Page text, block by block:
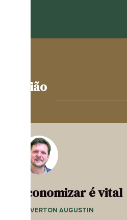
Opinião
Economizar é vital
— EVERTON AUGUSTIN